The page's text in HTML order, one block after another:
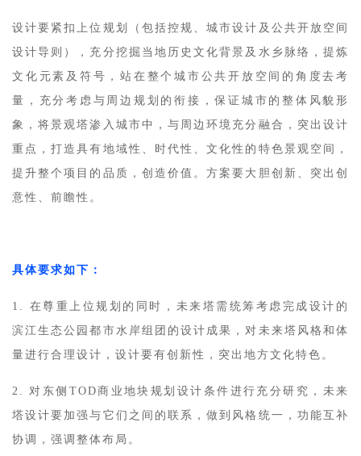
计
室
内
计
设计要紧扣上位规划（包括控规、城市设计及公共开放空间
设计导则），充分挖掘当地历史文化背景及水乡脉络，提炼
文化元素及符号，站在整个城市公共开放空间的角度去考
量，充分考虑与周边规划的衔接，保证城市的整体风貌形
象，将景观塔渗入城市中，与周边环境充分融合，突出设计
重点，打造具有地域性、时代性、文化性的特色景观空间，
提升整个项目的品质，创造价值。方案要大胆创新、突出创
意性、前瞻性。
具体要求如下：
1. 在尊重上位规划的同时，未来塔需统筹考虑完成设计的
滨江生态公园都市水岸组团的设计成果，对未来塔风格和体
量进行合理设计，设计要有创新性，突出地方文化特色。
2. 对东侧TOD商业地块规划设计条件进行充分研究，未来
塔设计要加强与它们之间的联系，做到风格统一，功能互补
协调，强调整体布局。